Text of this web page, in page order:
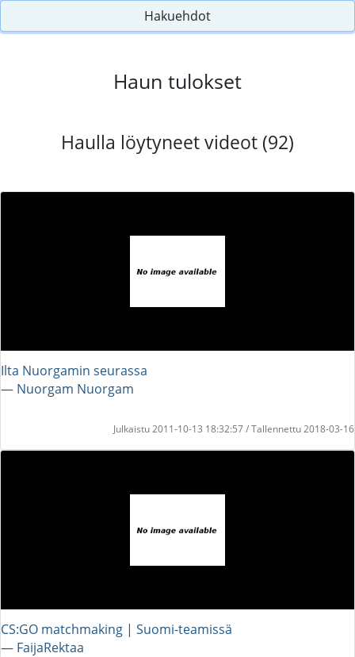
Hakuehdot
Haun tulokset
Haulla löytyneet videot (92)
Ilta Nuorgamin seurassa
― Nuorgam Nuorgam
Julkaistu 2011-10-13 18:32:57 / Tallennettu 2018-03-16
CS:GO matchmaking | Suomi-teamissä
― FaijaRektaa